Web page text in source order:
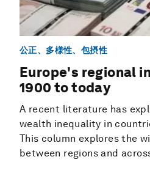
公正、多様性、包摂性
Europe's regional
1900 to today
A recent literature has
wealth inequality in
This column explores the
between regions and